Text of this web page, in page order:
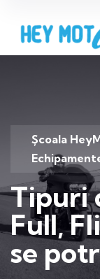
Școala
Tipuri
Full,
se